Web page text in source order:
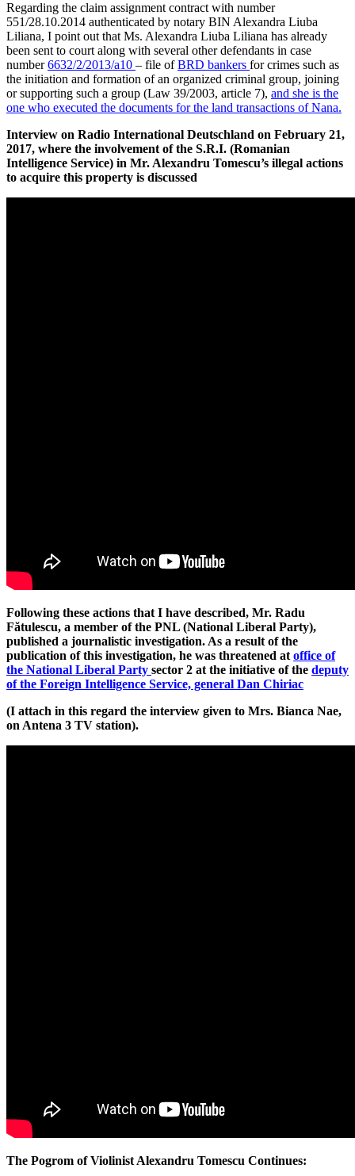
Regarding the claim assignment contract with number
551/28.10.2014 authenticated by notary BIN Alexandra Liuba
Liliana, I point out that Ms. Alexandra Liuba Liliana has already
been sent to court along with several other defendants in case
number6632/2/2013/a10 – file ofBRD bankers for crimes such as
the initiation and formation of an organized criminal group, joining
or supporting such a group (Law 39/2003, article 7), and she is the
one who executed the documents for the land transactions of Nana.
Interview on Radio International Deutschland on February 21,
2017, where the involvement of the S.R.I. (Romanian
Intelligence Service) in Mr. Alexandru Tomescu’s illegal actions
to acquire this property is discussed
Following these actions that I have described, Mr. Radu
Fătulescu, a member of the PNL (National Liberal Party),
published a journalistic investigation. As a result of the
publication of this investigation, he was threatened at office of
the National Liberal Party sector 2 at the initiative of the deputy
of the Foreign Intelligence Service, general Dan Chiriac
(I attach in this regard the interview given to Mrs. Bianca Nae,
on Antena 3 TV station).
The Pogrom of Violinist Alexandru Tomescu Continues: